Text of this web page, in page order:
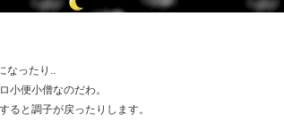
なったり..
小便小僧なのだわ。
ると調子が戻ったりします。